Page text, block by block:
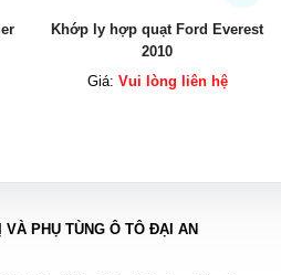
Khớp ly hợp quạt Ford Everest
2010
Giá: Vui lòng liên hệ
PHỤ TÙNG Ô TÔ ĐẠI AN